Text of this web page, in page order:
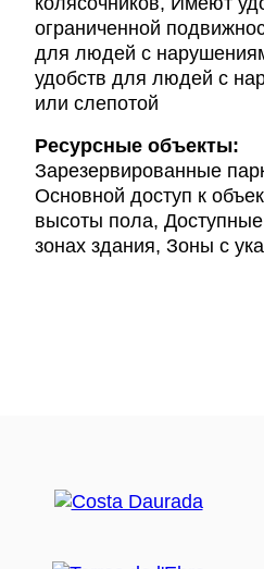
ограниченной
для людей с
удобств для людей с
или слепотой
Ресурсные объекты:
Зарезервированные
Основной доступ к
высоты пола,
зонах здания, Зоны с